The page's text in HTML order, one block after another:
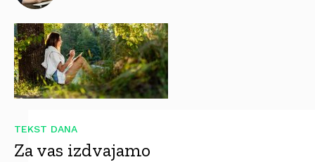
TEKST DANA
Za vas izdvajamo